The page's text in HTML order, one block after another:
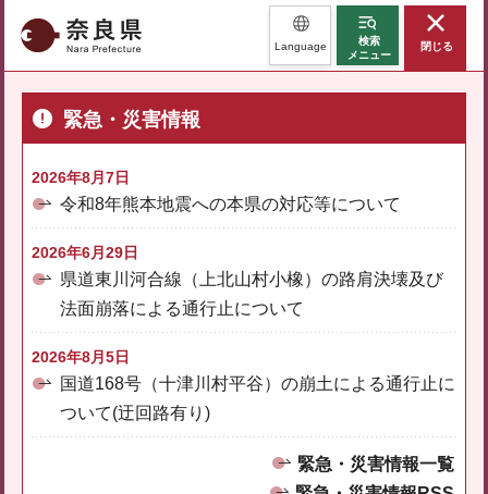
奈良県 Language
検索
メニュー
閉じる
緊急・災害情報
2026年8月7日
令和8年熊本地震への本県の対応等について
2026年6月29日
県道東川河合線（上北山村小橡）の路肩決壊及び
法面崩落による通行止について
2026年8月5日
国道168号（十津川村平谷）の崩土による通行止に
ついて(迂回路有り)
緊急・災害情報一覧